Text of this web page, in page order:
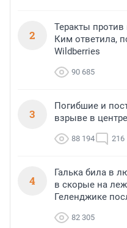
2
Теракты
Ким ответила,
Wildberries
90 685
3
Погибшие и
взрыве в
88 194 216
4
Галька била в
в скорые на
Геленджике
82 305